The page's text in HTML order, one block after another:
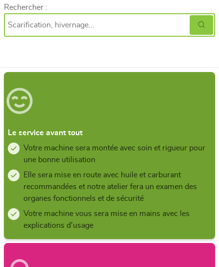
Rechercher :
Le service avant tout
Votre machine sera montée avec soin et rigueur pour
une bonne utilisation
Elle sera mise en route avec huile et carburant
recommandées et notre atelier fera un examen des
organes fonctionnels et de sécurité
Votre machine vous sera mise en mains avec les
explications d'usage